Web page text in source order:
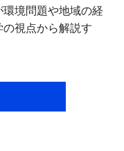
境問題や地域の経
視点から解説す